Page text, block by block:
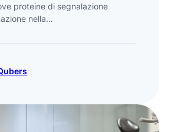
proteine di segnalazione
nella…